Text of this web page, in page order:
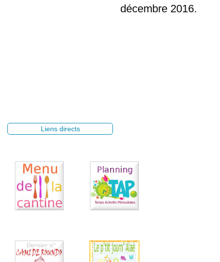
Liens directs
décembre 2016.